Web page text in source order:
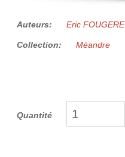
Auteurs: Eric FOUGERE
Collection: Méandre
Quantité